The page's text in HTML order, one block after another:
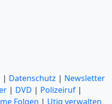
| Datenschutz | Newsletter
| DVD | Polizeiruf |
Folgen | Utiq verwalten